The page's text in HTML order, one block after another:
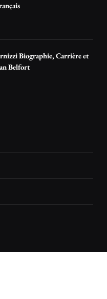
Biographie, Carrière et
Belfort